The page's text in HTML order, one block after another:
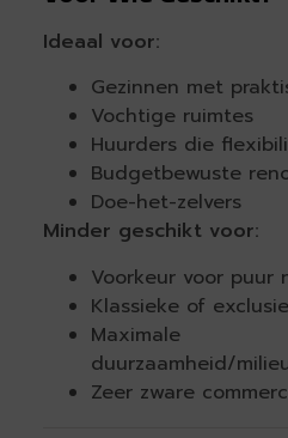
Ideaal voor:
Gezinnen met
Vochtige ruimtes
Huurders die
Budgetbewuste
Doe-het-zelvers
Minder geschikt voor:
Voorkeur voor puur
Klassieke of
Maximale
duurzaamheid/
Zeer zware